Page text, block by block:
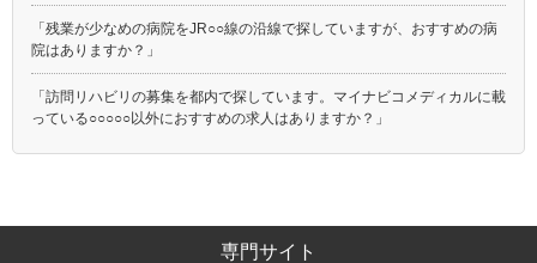
「残業が少なめの病院をJR○○線の沿線で探していますが、おすすめの病
院はありますか？」
「訪問リハビリの募集を都内で探しています。マイナビコメディカルに載
っている○○○○○以外におすすめの求人はありますか？」
専門サイト